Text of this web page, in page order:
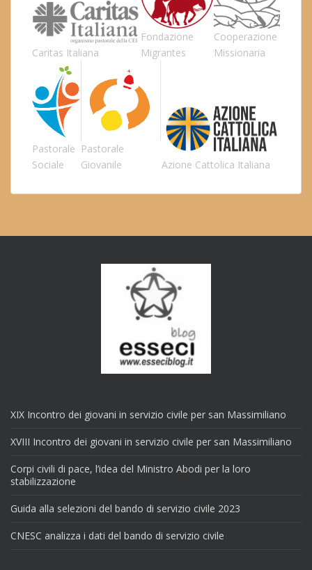
Caritas Italiana
Fondazione
Migrantes
Cooperazione
Missionaria
Pastorale
Sociale
Pastorale
Giovanile
Azione Cattolica Italiana
XIX Incontro dei giovani in servizio civile per san Massimiliano
XVIII Incontro dei giovani in servizio civile per san Massimiliano
Corpi civili di pace, l’idea del Ministro Abodi per la loro
stabilizzazione
Guida alla selezioni del bando di servizio civile 2023
CNESC analizza i dati del bando di servizio civile